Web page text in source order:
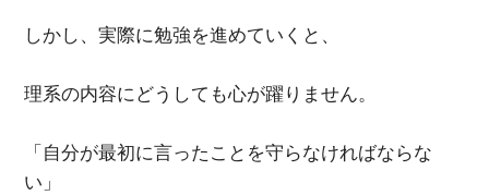
しかし、実際に勉強を進めていくと、
理系の内容にどうしても心が躍りません。
「自分が最初に言ったことを守らなければならな
い」